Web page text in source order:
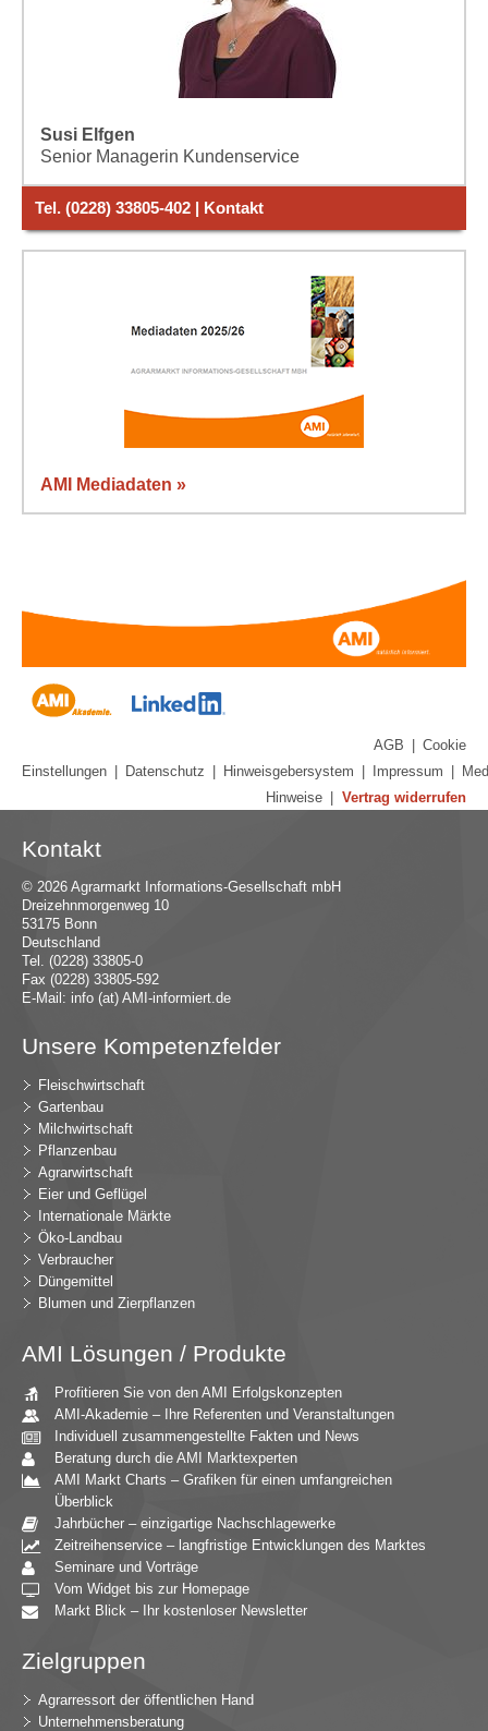
Susi Elfgen
Senior Managerin Kundenservice
Tel. (0228) 33805-402 | Kontakt
AMI Mediadaten »
AGB
Cookie
Einstellungen
Datenschutz Hinweisgebersystem Impressum
Hinweise
Vertrag widerrufen
Kontakt
© 2026 Agrarmarkt Informations-Gesellschaft mbH
Dreizehnmorgenweg 10
53175 Bonn
Deutschland
Tel. (0228) 33805-0
Fax (0228) 33805-592
E-Mail: info (at) AMI-informiert.de
Unsere Kompetenzfelder
Fleischwirtschaft
Gartenbau
Milchwirtschaft
Pflanzenbau
Agrarwirtschaft
Eier und Geflügel
Internationale Märkte
Öko-Landbau
Verbraucher
Düngemittel
Blumen und Zierpflanzen
AMI Lösungen / Produkte
Profitieren Sie von den AMI Erfolgskonzepten
AMI-Akademie – Ihre Referenten und Veranstaltungen
Individuell zusammengestellte Fakten und News
Beratung durch die AMI Marktexperten
AMI Markt Charts – Grafiken für einen umfangreichen
Überblick
Jahrbücher – einzigartige Nachschlagewerke
Zeitreihenservice – langfristige Entwicklungen des Marktes
Seminare und Vorträge
Vom Widget bis zur Homepage
Markt Blick – Ihr kostenloser Newsletter
Zielgruppen
Agrarressort der öffentlichen Hand
Unternehmensberatung